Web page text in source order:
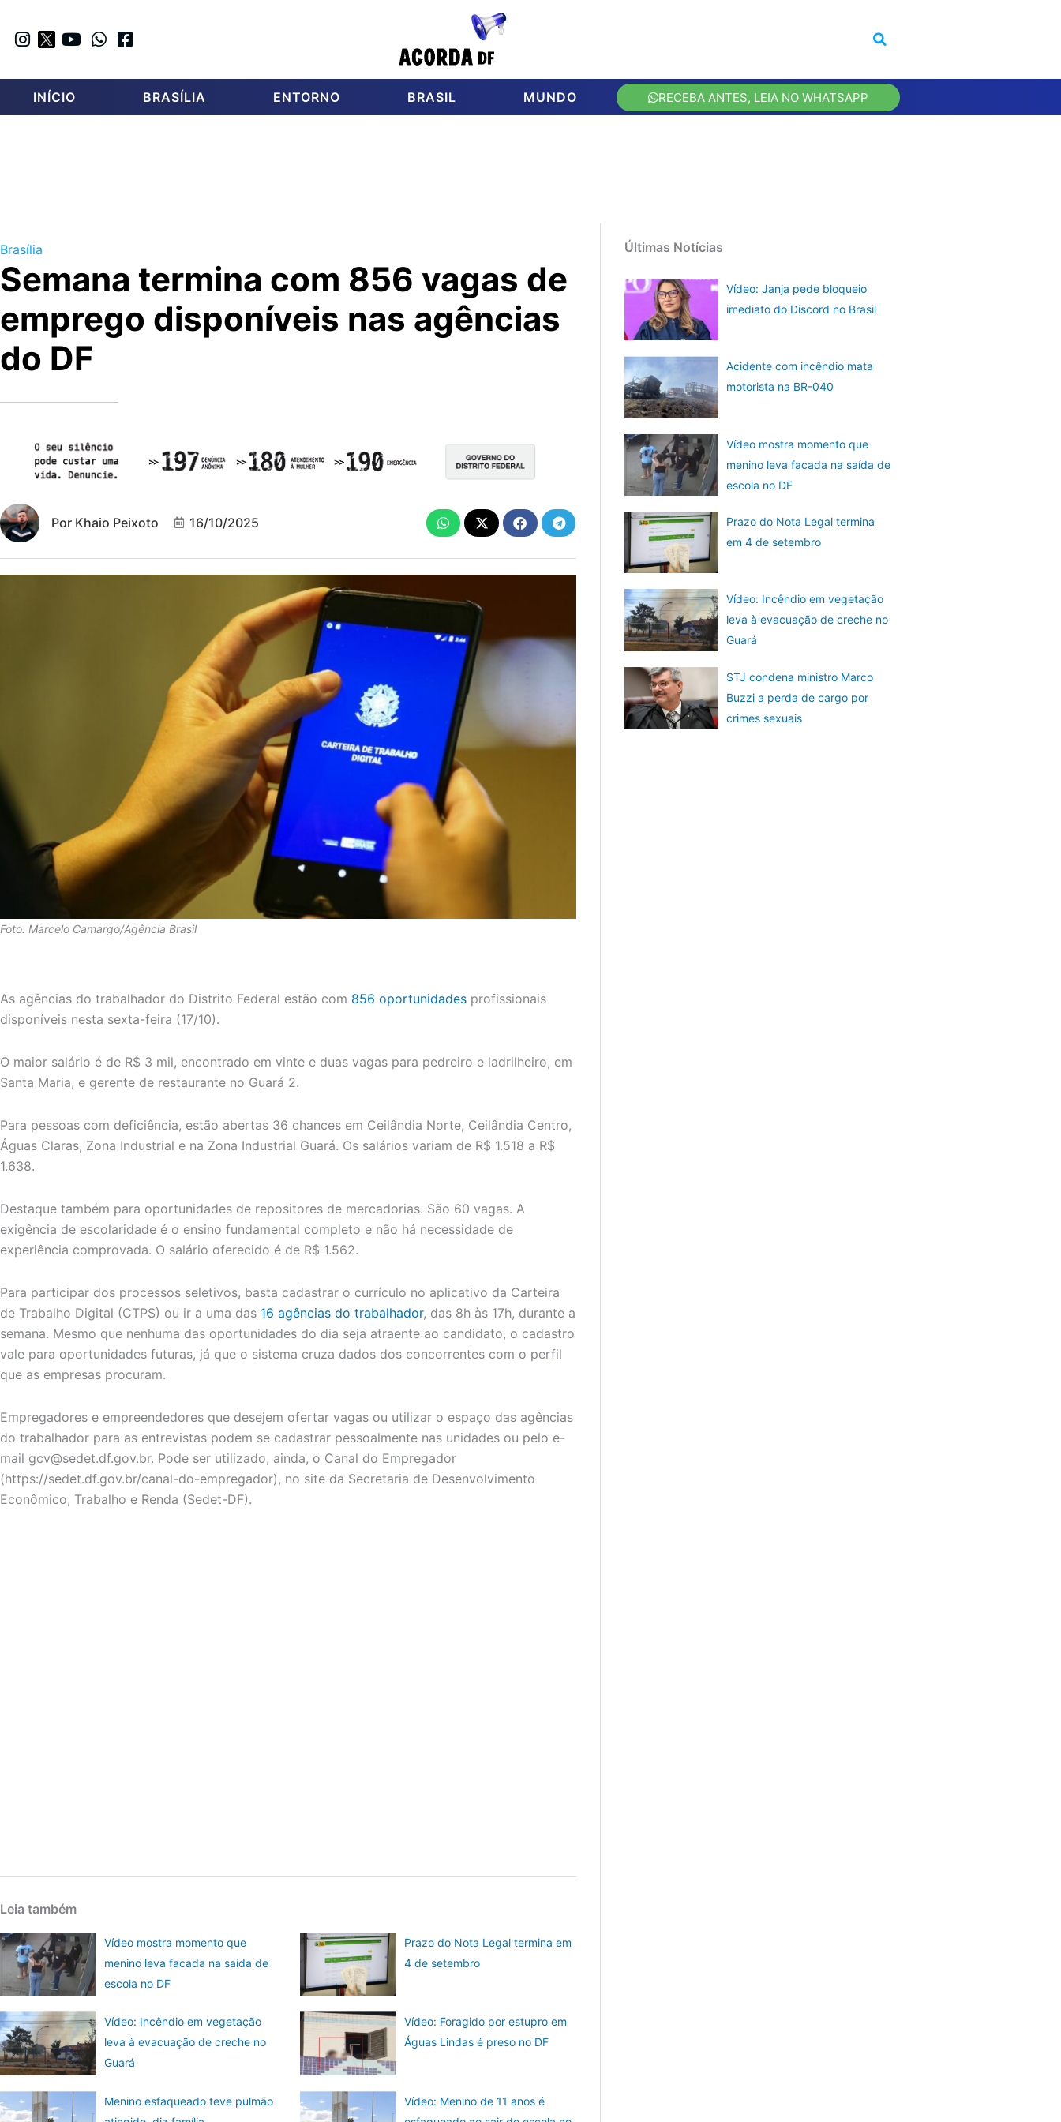
INÍCIO BRASÍLIA ENTORNO BRASIL MUNDO RECEBA ANTES, LEIA NO WHATSAPP
Brasília
Semana termina com 856 vagas de
emprego disponíveis nas agências
do DF
Por Khaio Peixoto 16/10/2025
Foto: Marcelo Camargo/Agência Brasil
As agências do trabalhador do Distrito Federal estão com 856 oportunidades profissionais
disponíveis nesta sexta-feira (17/10).
O maior salário é de R$ 3 mil, encontrado em vinte e duas vagas para pedreiro e ladrilheiro, em
Santa Maria, e gerente de restaurante no Guará 2.
Para pessoas com deficiência, estão abertas 36 chances em Ceilândia Norte, Ceilândia Centro,
Águas Claras, Zona Industrial e na Zona Industrial Guará. Os salários variam de R$ 1.518 a R$
1.638.
Destaque também para oportunidades de repositores de mercadorias. São 60 vagas. A
exigência de escolaridade é o ensino fundamental completo e não há necessidade de
experiência comprovada. O salário oferecido é de R$ 1.562.
Para participar dos processos seletivos, basta cadastrar o currículo no aplicativo da Carteira
de Trabalho Digital (CTPS) ou ir a uma das 16 agências do trabalhador, das 8h às 17h, durante a
semana. Mesmo que nenhuma das oportunidades do dia seja atraente ao candidato, o cadastro
vale para oportunidades futuras, já que o sistema cruza dados dos concorrentes com o perfil
que as empresas procuram.
Empregadores e empreendedores que desejem ofertar vagas ou utilizar o espaço das agências
do trabalhador para as entrevistas podem se cadastrar pessoalmente nas unidades ou pelo e-
mail gcv@sedet.df.gov.br. Pode ser utilizado, ainda, o Canal do Empregador
(https://sedet.df.gov.br/canal-do-empregador), no site da Secretaria de Desenvolvimento
Econômico, Trabalho e Renda (Sedet-DF).
Leia também
Vídeo mostra momento que
menino leva facada na saída de
escola no DF
Prazo do Nota Legal termina em
4 de setembro
Vídeo: Incêndio em vegetação
leva à evacuação de creche no
Guará
Vídeo: Foragido por estupro em
Águas Lindas é preso no DF
Menino esfaqueado teve pulmão
Vídeo: Menino de 11 anos é
Últimas Notícias
Vídeo: Janja pede bloqueio
imediato do Discord no Brasil
Acidente com incêndio mata
motorista na BR-040
Vídeo mostra momento que
menino leva facada na saída de
escola no DF
Prazo do Nota Legal termina
em 4 de setembro
Vídeo: Incêndio em vegetação
leva à evacuação de creche no
Guará
STJ condena ministro Marco
Buzzi a perda de cargo por
crimes sexuais